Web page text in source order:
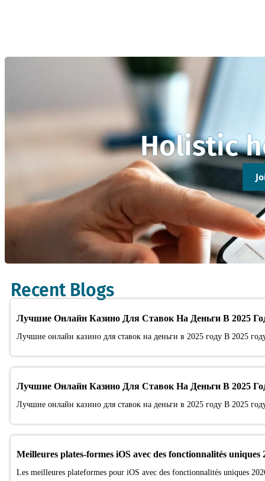
Holistic
Recent Blogs
Лучшие Онлайн Казино Для Ставок На Деньги В 2025
Лучшие онлайн казино для ставок на деньги в 2025 году В 2025
Лучшие Онлайн Казино Для Ставок На Деньги В 2025
Лучшие онлайн казино для ставок на деньги в 2025 году В 2025
Meilleures plates-formes iOS avec des fonctionnalités uniques
Les meilleures plateformes pour iOS avec des fonctionnalités uniques